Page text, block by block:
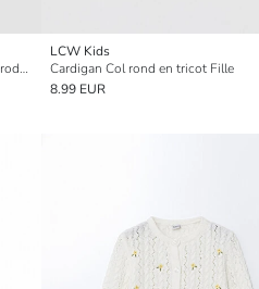
Cardigan tricoté fille avec col polo et broderie nœud.
LCW Kids
Cardigan Col rond en tricot Fille
8.99 EUR